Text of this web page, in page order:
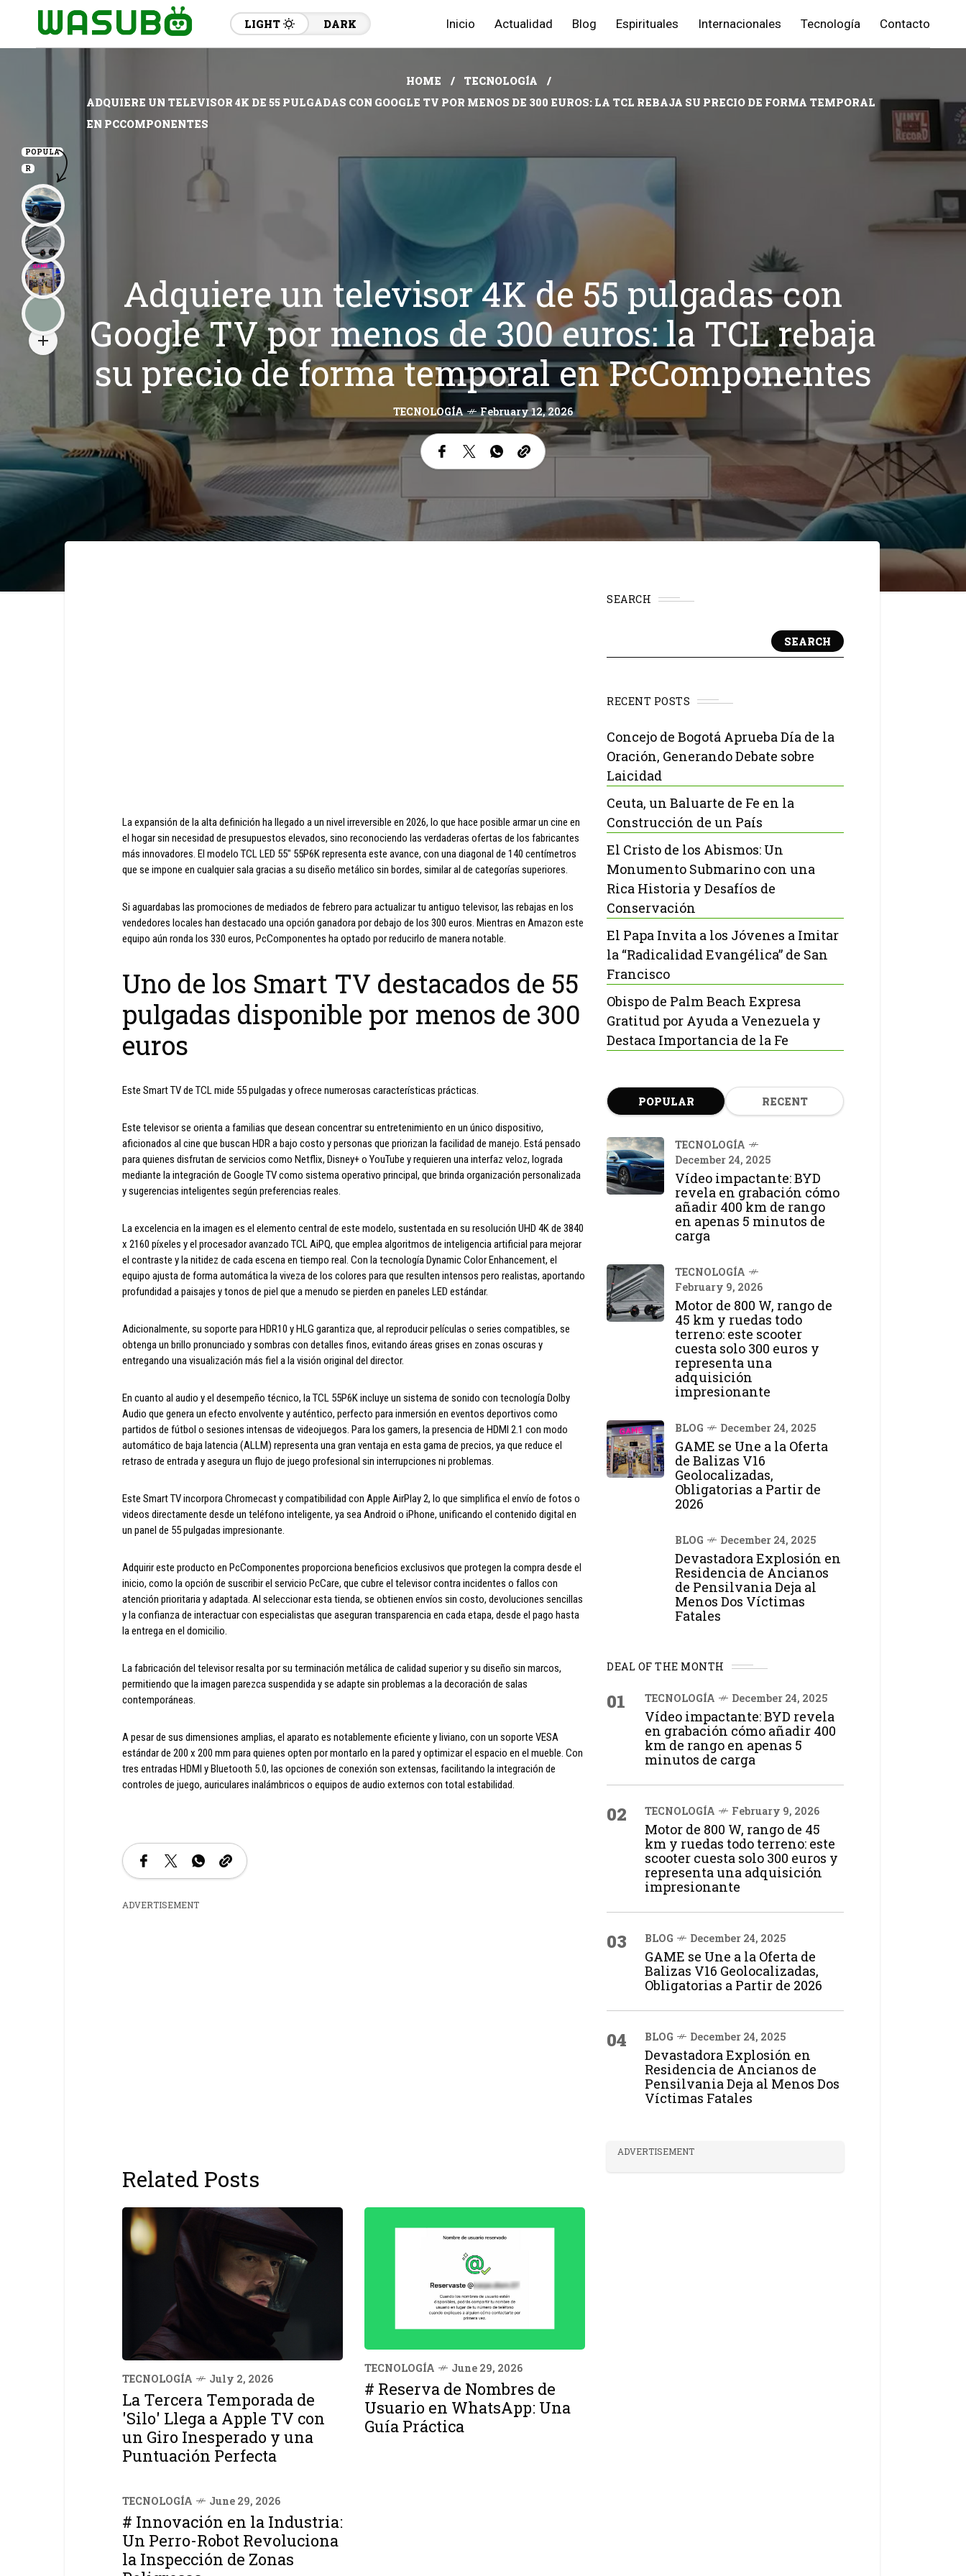
LIGHT DARK Inicio Actualidad Blog Espirituales Internacionales Tecnología Contacto
HOME
TECNOLOGÍA
ADQUIERE UN TELEVISOR 4K DE 55 PULGADAS CON GOOGLE TV POR MENOS DE 300 EUROS: LA TCL REBAJA SU PRECIO DE FORMA TEMPORAL
EN PCCOMPONENTES
Adquiere un televisor 4K de 55 pulgadas con
Google TV por menos de 300 euros: la TCL rebaja
su precio de forma temporal en PcComponentes
TECNOLOGÍA February 12, 2026
La expansión de la alta definición ha llegado a un nivel irreversible en 2026, lo que hace posible armar un cine en
el hogar sin necesidad de presupuestos elevados, sino reconociendo las verdaderas ofertas de los fabricantes
más innovadores. El modelo TCL LED 55″ 55P6K representa este avance, con una diagonal de 140 centímetros
que se impone en cualquier sala gracias a su diseño metálico sin bordes, similar al de categorías superiores.
Si aguardabas las promociones de mediados de febrero para actualizar tu antiguo televisor, las rebajas en los
vendedores locales han destacado una opción ganadora por debajo de los 300 euros. Mientras en Amazon este
equipo aún ronda los 330 euros, PcComponentes ha optado por reducirlo de manera notable.
Uno de los Smart TV destacados de 55
pulgadas disponible por menos de 300
euros
Este Smart TV de TCL mide 55 pulgadas y ofrece numerosas características prácticas.
Este televisor se orienta a familias que desean concentrar su entretenimiento en un único dispositivo,
aficionados al cine que buscan HDR a bajo costo y personas que priorizan la facilidad de manejo. Está pensado
para quienes disfrutan de servicios como Netflix, Disney+ o YouTube y requieren una interfaz veloz, lograda
mediante la integración de Google TV como sistema operativo principal, que brinda organización personalizada
y sugerencias inteligentes según preferencias reales.
La excelencia en la imagen es el elemento central de este modelo, sustentada en su resolución UHD 4K de 3840
x 2160 píxeles y el procesador avanzado TCL AiPQ, que emplea algoritmos de inteligencia artificial para mejorar
el contraste y la nitidez de cada escena en tiempo real. Con la tecnología Dynamic Color Enhancement, el
equipo ajusta de forma automática la viveza de los colores para que resulten intensos pero realistas, aportando
profundidad a paisajes y tonos de piel que a menudo se pierden en paneles LED estándar.
Adicionalmente, su soporte para HDR10 y HLG garantiza que, al reproducir películas o series compatibles, se
obtenga un brillo pronunciado y sombras con detalles finos, evitando áreas grises en zonas oscuras y
entregando una visualización más fiel a la visión original del director.
En cuanto al audio y el desempeño técnico, la TCL 55P6K incluye un sistema de sonido con tecnología Dolby
Audio que genera un efecto envolvente y auténtico, perfecto para inmersión en eventos deportivos como
partidos de fútbol o sesiones intensas de videojuegos. Para los gamers, la presencia de HDMI 2.1 con modo
automático de baja latencia (ALLM) representa una gran ventaja en esta gama de precios, ya que reduce el
retraso de entrada y asegura un flujo de juego profesional sin interrupciones ni problemas.
Este Smart TV incorpora Chromecast y compatibilidad con Apple AirPlay 2, lo que simplifica el envío de fotos o
videos directamente desde un teléfono inteligente, ya sea Android o iPhone, unificando el contenido digital en
un panel de 55 pulgadas impresionante.
Adquirir este producto en PcComponentes proporciona beneficios exclusivos que protegen la compra desde el
inicio, como la opción de suscribir el servicio PcCare, que cubre el televisor contra incidentes o fallos con
atención prioritaria y adaptada. Al seleccionar esta tienda, se obtienen envíos sin costo, devoluciones sencillas
y la confianza de interactuar con especialistas que aseguran transparencia en cada etapa, desde el pago hasta
la entrega en el domicilio.
La fabricación del televisor resalta por su terminación metálica de calidad superior y su diseño sin marcos,
permitiendo que la imagen parezca suspendida y se adapte sin problemas a la decoración de salas
contemporáneas.
A pesar de sus dimensiones amplias, el aparato es notablemente eficiente y liviano, con un soporte VESA
estándar de 200 x 200 mm para quienes opten por montarlo en la pared y optimizar el espacio en el mueble. Con
tres entradas HDMI y Bluetooth 5.0, las opciones de conexión son extensas, facilitando la integración de
controles de juego, auriculares inalámbricos o equipos de audio externos con total estabilidad.
ADVERTISEMENT
Related Posts
TECNOLOGÍA July 2, 2026
La Tercera Temporada de
'Silo' Llega a Apple TV con
un Giro Inesperado y una
Puntuación Perfecta
TECNOLOGÍA June 29, 2026
# Reserva de Nombres de
Usuario en WhatsApp: Una
Guía Práctica
TECNOLOGÍA June 29, 2026
# Innovación en la Industria:
Un Perro-Robot Revoluciona
la Inspección de Zonas
SEARCH
SEARCH
RECENT POSTS
Concejo de Bogotá Aprueba Día de la
Oración, Generando Debate sobre
Laicidad
Ceuta, un Baluarte de Fe en la
Construcción de un País
El Cristo de los Abismos: Un
Monumento Submarino con una
Rica Historia y Desafíos de
Conservación
El Papa Invita a los Jóvenes a Imitar
la “Radicalidad Evangélica” de San
Francisco
Obispo de Palm Beach Expresa
Gratitud por Ayuda a Venezuela y
Destaca Importancia de la Fe
POPULAR RECENT
TECNOLOGÍA
December 24, 2025
Vídeo impactante: BYD
revela en grabación cómo
añadir 400 km de rango
en apenas 5 minutos de
carga
TECNOLOGÍA
February 9, 2026
Motor de 800 W, rango de
45 km y ruedas todo
terreno: este scooter
cuesta solo 300 euros y
representa una
adquisición
impresionante
BLOG December 24, 2025
GAME se Une a la Oferta
de Balizas V16
Geolocalizadas,
Obligatorias a Partir de
2026
BLOG December 24, 2025
Devastadora Explosión en
Residencia de Ancianos
de Pensilvania Deja al
Menos Dos Víctimas
Fatales
DEAL OF THE MONTH
01 TECNOLOGÍA December 24, 2025
Vídeo impactante: BYD revela
en grabación cómo añadir 400
km de rango en apenas 5
minutos de carga
02 TECNOLOGÍA February 9, 2026
Motor de 800 W, rango de 45
km y ruedas todo terreno: este
scooter cuesta solo 300 euros y
representa una adquisición
impresionante
03 BLOG December 24, 2025
GAME se Une a la Oferta de
Balizas V16 Geolocalizadas,
Obligatorias a Partir de 2026
04 BLOG December 24, 2025
Devastadora Explosión en
Residencia de Ancianos de
Pensilvania Deja al Menos Dos
Víctimas Fatales
ADVERTISEMENT
POPULA
R